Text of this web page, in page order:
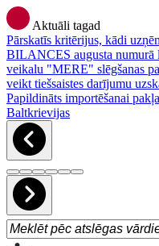
Aktuāli tagad
Pārskatīs kritērijus, kādi
BILANCES augusta numurā
veikalu "MERE" slēgšanas
veikt tiešsaistes darījumu
Papildināts importēšanai
Baltkrievijas